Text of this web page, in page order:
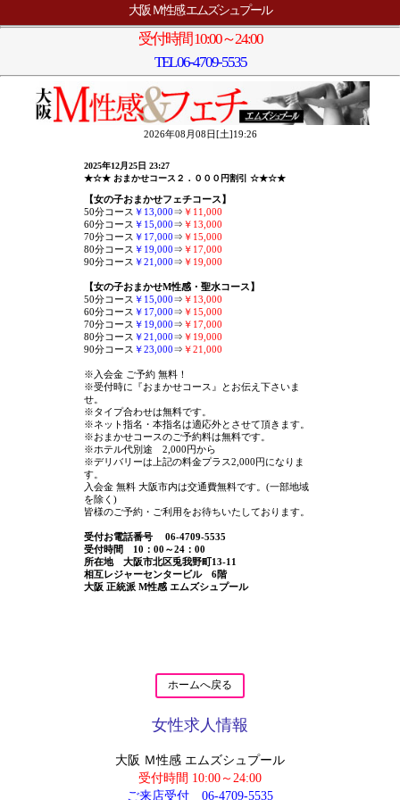
大阪 Ｍ性感 エムズシュプール
受付時間 10:00～24:00
TEL06-4709-5535
2026年08月08日[土]19:26
2025年12月25日 23:27
★☆★ おまかせコース２．０００円割引 ☆★☆★
【女の子おまかせフェチコース】
50分コース ￥13,000⇒ ￥11,000
60分コース ￥15,000⇒ ￥13,000
70分コース ￥17,000⇒ ￥15,000
80分コース ￥19,000⇒ ￥17,000
90分コース ￥21,000⇒ ￥19,000
【女の子おまかせM性感・聖水コース】
50分コース ￥15,000⇒ ￥13,000
60分コース ￥17,000⇒ ￥15,000
70分コース ￥19,000⇒ ￥17,000
80分コース ￥21,000⇒ ￥19,000
90分コース ￥23,000⇒ ￥21,000
※入会金 ご予約 無料！
※受付時に『おまかせコース』とお伝え下さいま
せ。
※タイプ合わせは無料です。
※ネット指名・本指名は適応外とさせて頂きます。
※おまかせコースのご予約料は無料です。
※ホテル代別途 2,000円から
※デリバリーは上記の料金プラス2,000円になりま
す。
入会金 無料 大阪市内は交通費無料です。(一部地域
を除く)
皆様のご予約・ご利用をお待ちいたしております。
受付お電話番号 06-4709-5535
受付時間 10：00～24：00
所在地 大阪市北区兎我野町13-11
相互レジャーセンタービル 6階
大阪 正統派 M性感 エムズシュプール
ホームへ戻る
女性求人情報
大阪 Ｍ性感 エムズシュプール
受付時間 10:00～24:00
ご来店受付 06-4709-5535